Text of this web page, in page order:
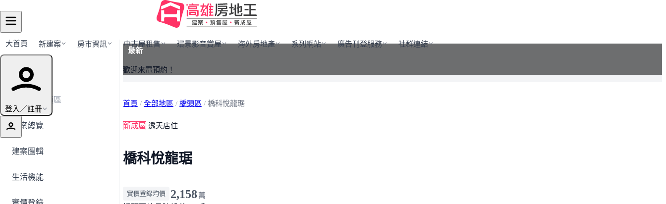
大首頁 新建案 房市資訊 中古屋租售 環景影音賞屋 海外房地產 系列網站 廣告刊登服務 社群連結
登入／註冊
建案導覽
← 返回橋頭區
建案總覽
建案圖輯
生活機能
最新
歡迎來電預約！
首頁 / 全部地區 / 橋頭區 / 橋科悅龍琚
新成屋 透天店住
橋科悅龍琚
實價登錄均價 2,158萬